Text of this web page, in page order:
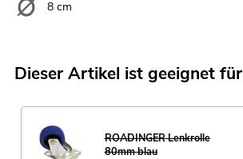
8 cm
Dieser Artikel ist geeignet für
ROADINGER Lenkrolle
80mm blau